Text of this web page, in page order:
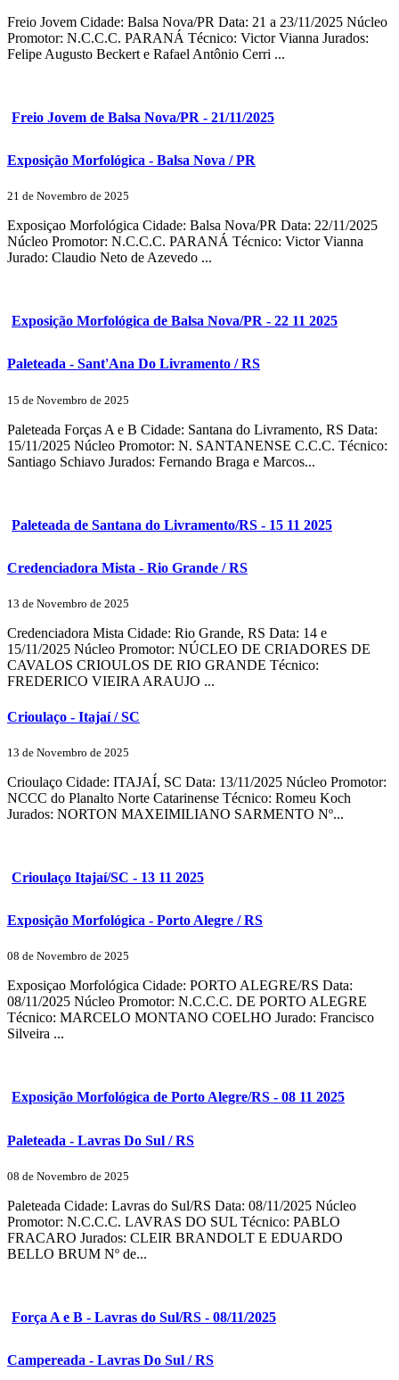
Freio Jovem Cidade: Balsa Nova/PR Data: 21 a 23/11/2025 Núcleo
Promotor: N.C.C.C. PARANÁ Técnico: Victor Vianna Jurados:
Felipe Augusto Beckert e Rafael Antônio Cerri ...
Freio Jovem de Balsa Nova/PR - 21/11/2025
Exposição Morfológica - Balsa Nova / PR
21 de Novembro de 2025
Exposiçao Morfológica Cidade: Balsa Nova/PR Data: 22/11/2025
Núcleo Promotor: N.C.C.C. PARANÁ Técnico: Victor Vianna
Jurado: Claudio Neto de Azevedo ...
Exposição Morfológica de Balsa Nova/PR - 22 11 2025
Paleteada - Sant'Ana Do Livramento / RS
15 de Novembro de 2025
Paleteada Forças A e B Cidade: Santana do Livramento, RS Data:
15/11/2025 Núcleo Promotor: N. SANTANENSE C.C.C. Técnico:
Santiago Schiavo Jurados: Fernando Braga e Marcos...
Paleteada de Santana do Livramento/RS - 15 11 2025
Credenciadora Mista - Rio Grande / RS
13 de Novembro de 2025
Credenciadora Mista Cidade: Rio Grande, RS Data: 14 e
15/11/2025 Núcleo Promotor: NÚCLEO DE CRIADORES DE
CAVALOS CRIOULOS DE RIO GRANDE Técnico:
FREDERICO VIEIRA ARAUJO ...
Crioulaço - Itajaí / SC
13 de Novembro de 2025
Crioulaço Cidade: ITAJAÍ, SC Data: 13/11/2025 Núcleo Promotor:
NCCC do Planalto Norte Catarinense Técnico: Romeu Koch
Jurados: NORTON MAXEIMILIANO SARMENTO Nº...
Crioulaço Itajaí/SC - 13 11 2025
Exposição Morfológica - Porto Alegre / RS
08 de Novembro de 2025
Exposiçao Morfológica Cidade: PORTO ALEGRE/RS Data:
08/11/2025 Núcleo Promotor: N.C.C.C. DE PORTO ALEGRE
Técnico: MARCELO MONTANO COELHO Jurado: Francisco
Silveira ...
Exposição Morfológica de Porto Alegre/RS - 08 11 2025
Paleteada - Lavras Do Sul / RS
08 de Novembro de 2025
Paleteada Cidade: Lavras do Sul/RS Data: 08/11/2025 Núcleo
Promotor: N.C.C.C. LAVRAS DO SUL Técnico: PABLO
FRACARO Jurados: CLEIR BRANDOLT E EDUARDO
BELLO BRUM Nº de...
Força A e B - Lavras do Sul/RS - 08/11/2025
Campereada - Lavras Do Sul / RS